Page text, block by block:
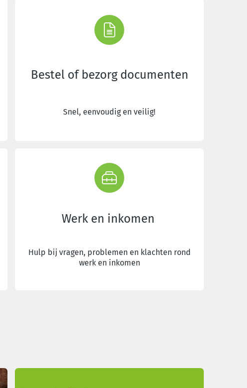
Bestel of bezorg documenten
Snel, eenvoudig en veilig!
Werk en inkomen
Hulp bij vragen, problemen en klachten rond
werk en inkomen